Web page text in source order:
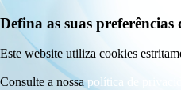
Defina as suas preferências
Este website utiliza cookies
Consulte a nossapolítica de